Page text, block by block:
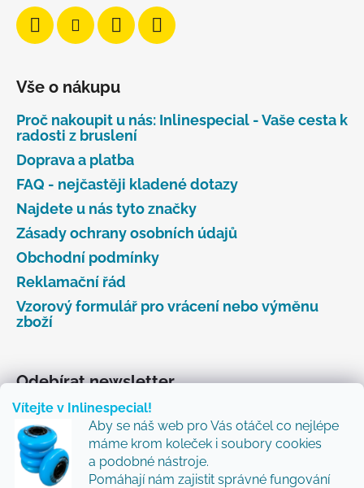
Vítejte v Inlinespecial!
Aby se náš web pro Vás otáčel co nejlépe
máme krom koleček i soubory cookies
a podobné nástroje.
Pomáhají nám zajistit správné fungování
Vše o nákupu
Proč nakoupit u nás: Inlinespecial - Vaše cesta k
radosti z bruslení
Doprava a platba
FAQ - nejčastěji kladené dotazy
Najdete u nás tyto značky
Zásady ochrany osobních údajů
Obchodní podmínky
Reklamační řád
Vzorový formulář pro vrácení nebo výměnu
zboží
Odebírat newsletter
Vložte svůj e-mail a my vám budeme zasílat informace
o nových produktech na našem e-shopu.
Přidejte se k nám a my Vám budeme zasílat ty nejlepší
novinky a tipy.